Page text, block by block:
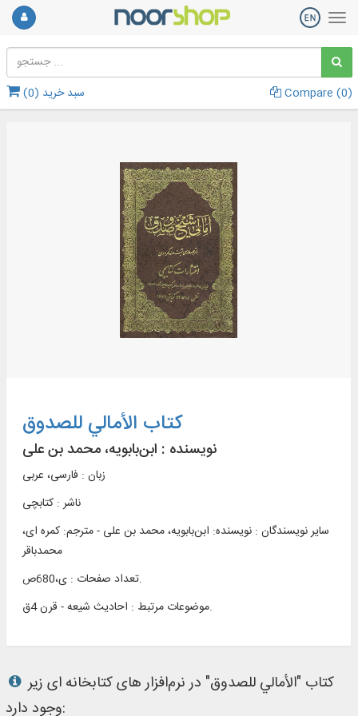
سبد خرید (0
) Compare (0)
کتاب الأمالي للصدوق
نویسنده : ابن‌بابویه، محمد بن علی
زبان : فارسی، عربی
ناشر : کتابچی
سایر نویسندگان : نویسنده: ابن‌بابویه، محمد بن علی - مترجم: کمره ‌ای،
محمدباقر
تعداد صفحات : ی،680ص.
موضوعات مرتبط :احادیث شیعه - قرن 4ق.
کتاب "الأمالي للصدوق" در نرم‌افزار های کتابخانه ای زیر
وجود دارد: